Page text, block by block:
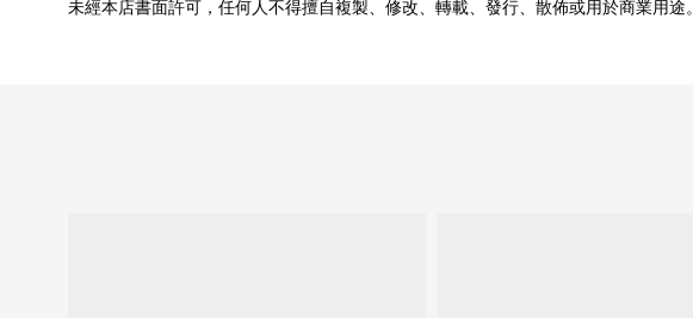
未經本店書面許可，任何人不得擅自複製、修改、轉載、發行、散佈或用於商業用途。